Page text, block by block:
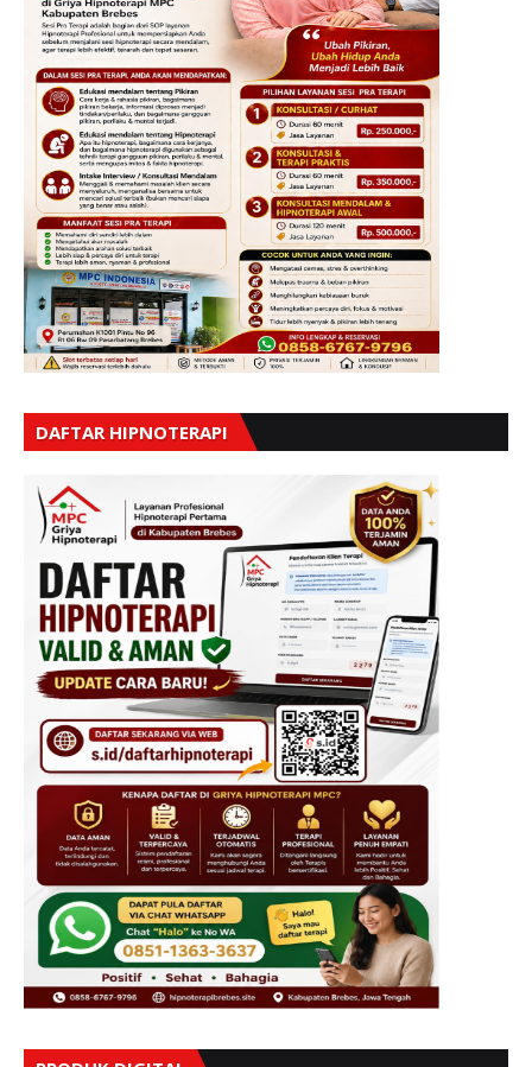
DAFTAR HIPNOTERAPI